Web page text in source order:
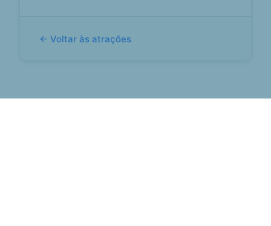
← Voltar às atrações